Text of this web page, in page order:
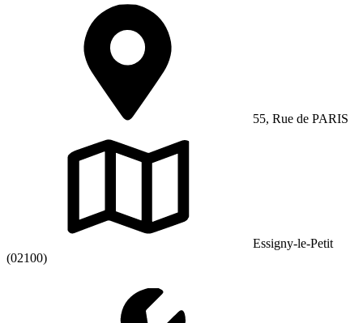
55, Rue de PARIS
Essigny-le-Petit
(02100)